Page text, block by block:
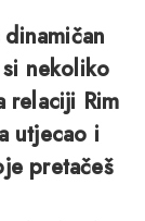
nekoliko
relaciji Rim
utjecao i
pretačeš